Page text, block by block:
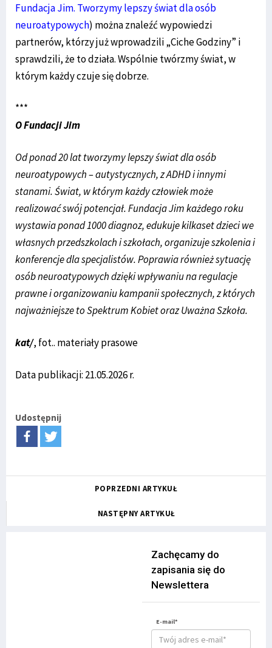
Fundacja Jim. Tworzymy lepszy świat dla osób
neuroatypowych) można znaleźć wypowiedzi
partnerów, którzy już wprowadzili „Ciche Godziny” i
sprawdzili, że to działa. Wspólnie twórzmy świat, w
którym każdy czuje się dobrze.
***
O Fundacji Jim
Od ponad 20 lat tworzymy lepszy świat dla osób
neuroatypowych – autystycznych, z ADHD i innymi
stanami. Świat, w którym każdy człowiek może
realizować swój potencjał. Fundacja Jim każdego roku
wystawia ponad 1000 diagnoz, edukuje kilkaset dzieci we
własnych przedszkolach i szkołach, organizuje szkolenia i
konferencje dla specjalistów. Poprawia również sytuację
osób neuroatypowych dzięki wpływaniu na regulacje
prawne i organizowaniu kampanii społecznych, z których
najważniejsze to Spektrum Kobiet oraz Uważna Szkoła.
kat/, fot.. materiały prasowe
Data publikacji: 21.05.2026 r.
Udostępnij
POPRZEDNI ARTYKUŁ
NASTĘPNY ARTYKUŁ
Zachęcamy do
zapisania się do
Newslettera
E-mail*